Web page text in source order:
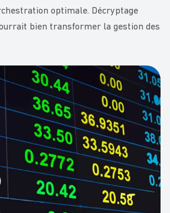
optimale. Décryptage
bien transformer la gestion des